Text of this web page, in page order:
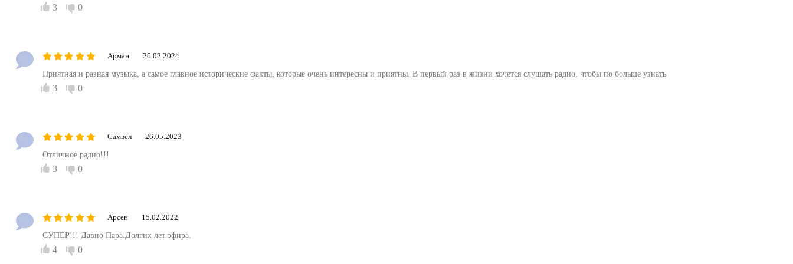
3 0
Арман 26.02.2024
Приятная и разная музыка, а самое главное исторические факты, которые очень интересны и приятны. В первый раз в жизни хочется слушать радио, чтобы по больше узнать
3 0
Самвел 26.05.2023
Отличное радио!!!
3 0
Арсен 15.02.2022
СУПЕР!!! Давно Пара.Долгих лет эфира.
4 0